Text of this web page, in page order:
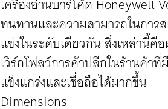
เครื่องอ่านบาร์โค้ด Honeywell
ทนทานและความสามารถในกา
แข่งในระดับเดียวกัน สิ่งเหล่านี้
เวิร์กโฟลว์การค้าปลีกในร้านค้า
แข็งแกร่งและเชื่อถือได้มากขึ้น
Dimensions